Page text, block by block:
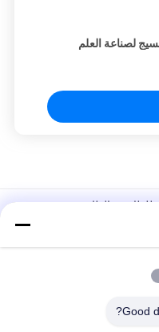
لصناعة العلم
للطابعة والطابعة
Good